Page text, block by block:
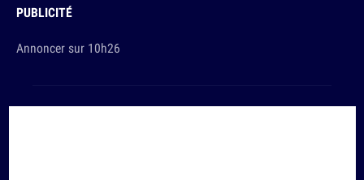
PUBLICITÉ
Annoncer sur 10h26